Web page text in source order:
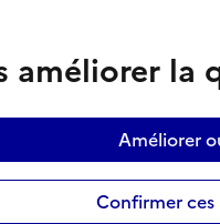
améliorer la
Améliorer
Confirmer